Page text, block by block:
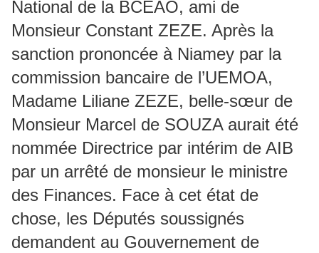
National de la BCEAO, ami de
Monsieur Constant ZEZE. Après la
sanction prononcée à Niamey par la
commission bancaire de l’UEMOA,
Madame Liliane ZEZE, belle-sœur de
Monsieur Marcel de SOUZA aurait été
nommée Directrice par intérim de AIB
par un arrêté de monsieur le ministre
des Finances. Face à cet état de
chose, les Députés soussignés
demandent au Gouvernement de